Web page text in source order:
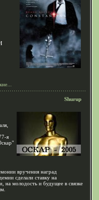
Shurup
я
вручения наград
сделали ставку на
на молодость и будущее в связке